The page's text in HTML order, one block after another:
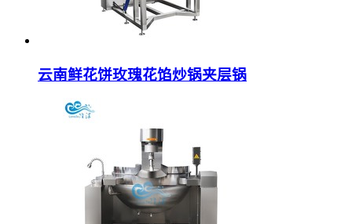
云南鲜花饼玫瑰花馅炒锅夹层锅